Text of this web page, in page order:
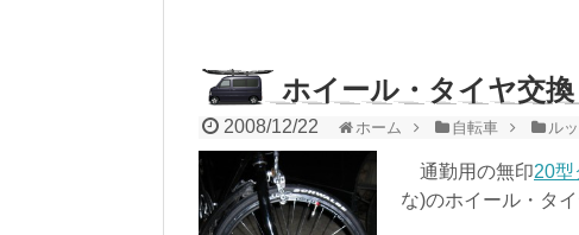
ホイール・タイヤ交換
2008/12/22 ホーム 自転車 ル
通勤用の無印20型
な)のホイール・タイ